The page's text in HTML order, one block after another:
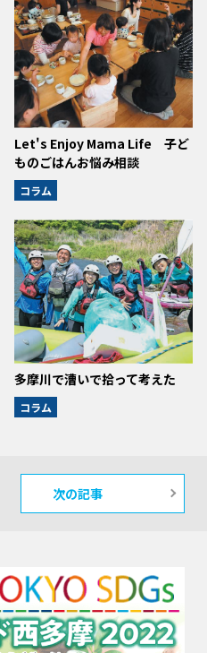
Let's Enjoy Mama Life 子ど
ものごはんお悩み相談
コラム
多摩川で漕いで拾って考えた
コラム
次の記事